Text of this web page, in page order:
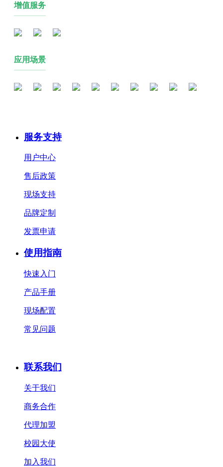
增值服务
应用场景
服务支持
用户中心
售后政策
现场支持
品牌定制
发票申请
使用指南
快速入门
产品手册
现场配置
常见问题
联系我们
关于我们
商务合作
代理加盟
校园大使
加入我们